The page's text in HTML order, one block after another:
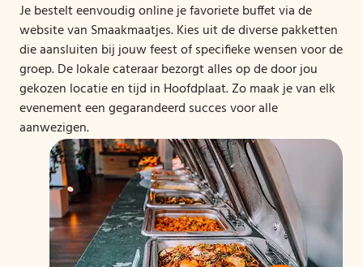
Je bestelt eenvoudig online je favoriete buffet via de
website van Smaakmaatjes. Kies uit de diverse pakketten
die aansluiten bij jouw feest of specifieke wensen voor de
groep. De lokale cateraar bezorgt alles op de door jou
gekozen locatie en tijd in Hoofdplaat. Zo maak je van elk
evenement een gegarandeerd succes voor alle
aanwezigen.